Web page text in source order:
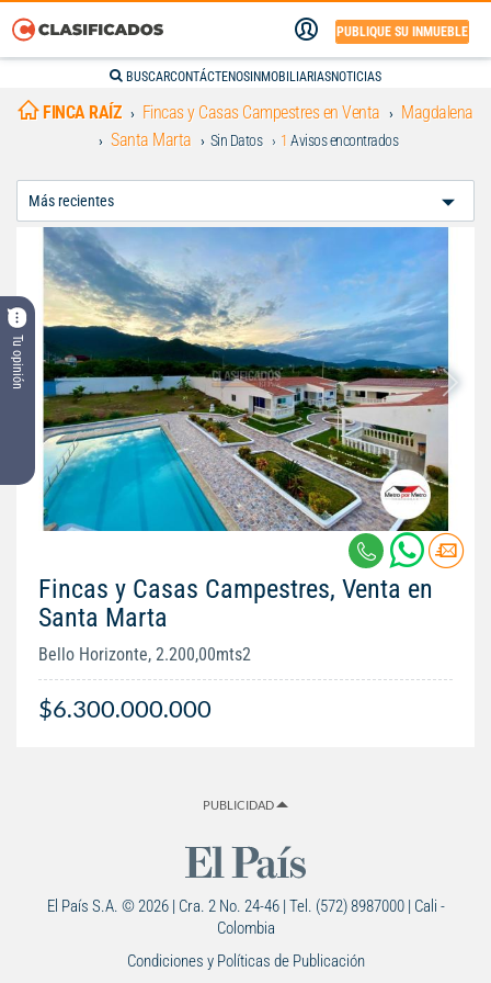
PUBLIQUE SU INMUEBLE
BUSCARCONTÁCTENOS INMOBILIARIASNOTICIAS
Tu opinión
FINCA RAÍZ Fincas y Casas Campestres en Venta
Magdalena
Santa Marta
Sin Datos 1 Avisos encontrados
Fincas y Casas Campestres, Venta en
Santa Marta
Bello Horizonte, 2.200,00mts2
$6.300.000.000
PUBLICIDAD
El País S.A. © 2026 | Cra. 2 No. 24-46 | Tel. (572) 8987000 | Cali -
Colombia
Condiciones y Políticas de Publicación